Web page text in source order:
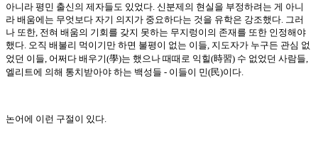
아니라 평민 출신의 제자들도 있었다 신분제의 현실을 부정하려는 게 아니
라 배움에는 무엇보다 자기 의지가 중요하다는 것을 유학은 강조했다 그러
나 또한 전혀 배움의 기회를 갖지 못하는 무지렁이의 존재를 또한 인정해야
했다 오직 배불리 먹이기만 하면 불평이 없는 이들 지도자가 누구든 관심 없
었던 이들 어쩌다 배우기(學)는 했으나 때때로 익힐(時習) 수 없었던 사람들
엘리트에 의해 통치받아야 하는 백성들 - 이들이 민(民)이다
논어에 이런 구절이 있다